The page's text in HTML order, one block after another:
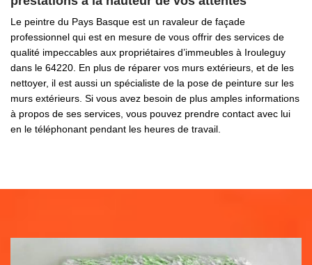
Le peintre du Pays Basque est un ravaleur de façade
professionnel qui est en mesure de vous offrir des services de
qualité impeccables aux propriétaires d’immeubles à Irouleguy
dans le 64220. En plus de réparer vos murs extérieurs, et de les
nettoyer, il est aussi un spécialiste de la pose de peinture sur les
murs extérieurs. Si vous avez besoin de plus amples informations
à propos de ses services, vous pouvez prendre contact avec lui
en le téléphonant pendant les heures de travail.